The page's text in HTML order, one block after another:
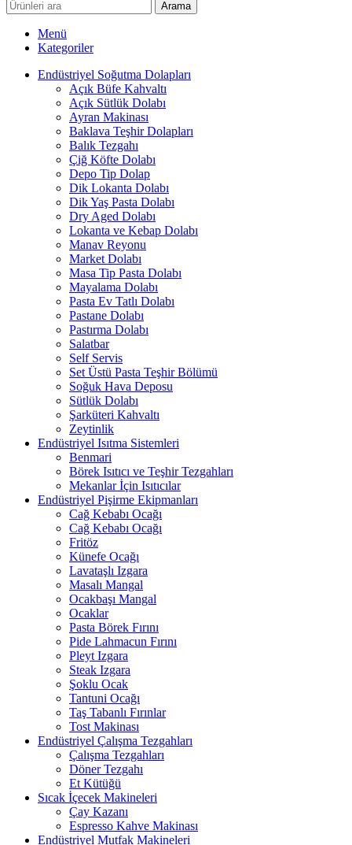
Arama
Menü
Kategoriler
Endüstriyel Soğutma Dolapları
Açık Büfe Kahvaltı
Açık Sütlük Dolabı
Ayran Makinası
Baklava Teşhir Dolapları
Balık Tezgahı
Çiğ Köfte Dolabı
Depo Tip Dolap
Dik Lokanta Dolabı
Dik Yaş Pasta Dolabı
Dry Aged Dolabı
Lokanta ve Kebap Dolabı
Manav Reyonu
Market Dolabı
Masa Tip Pasta Dolabı
Mayalama Dolabı
Pasta Ev Tatlı Dolabı
Pastane Dolabı
Pastırma Dolabı
Salatbar
Self Servis
Set Üstü Pasta Teşhir Bölümü
Soğuk Hava Deposu
Sütlük Dolabı
Şarküteri Kahvaltı
Zeytinlik
Endüstriyel Isıtma Sistemleri
Benmari
Börek Isıtıcı ve Teşhir Tezgahları
Mekanlar İçin Isıtıcılar
Endüstriyel Pişirme Ekipmanları
Cağ Kebabı Ocağı
Cağ Kebabı Ocağı
Fritöz
Künefe Ocağı
Lavataşlı Izgara
Masalı Mangal
Ocakbaşı Mangal
Ocaklar
Pasta Börek Fırını
Pide Lahmacun Fırını
Pleyt Izgara
Steak Izgara
Şoklu Ocak
Tantuni Ocağı
Taş Tabanlı Fırınlar
Tost Makinası
Endüstriyel Çalışma Tezgahları
Çalışma Tezgahları
Döner Tezgahı
Et Kütüğü
Sıcak İçecek Makineleri
Çay Kazanı
Espresso Kahve Makinası
Endüstriyel Mutfak Makineleri